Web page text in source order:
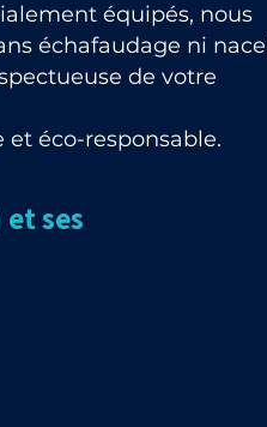
équipés, nous
échafaudage ni
de votre
éco-responsable.
ses